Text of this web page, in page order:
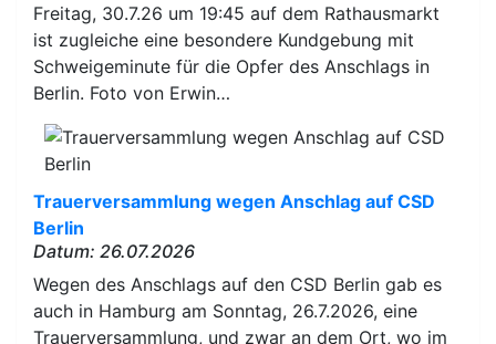
Freitag, 30.7.26 um 19:45 auf dem Rathausmarkt
ist zugleiche eine besondere Kundgebung mit
Schweigeminute für die Opfer des Anschlags in
Berlin. Foto von Erwin…
Trauerversammlung wegen Anschlag auf CSD
Berlin
Datum: 26.07.2026
Wegen des Anschlags auf den CSD Berlin gab es
auch in Hamburg am Sonntag, 26.7.2026, eine
Trauerversammlung, und zwar an dem Ort, wo im